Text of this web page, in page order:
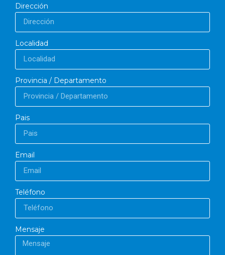
Dirección
Localidad
Provincia / Departamento
Pais
Email
Teléfono
Mensaje